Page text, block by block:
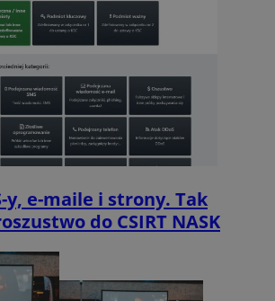
y, e-maile i strony. Tak
do CSIRT NASK